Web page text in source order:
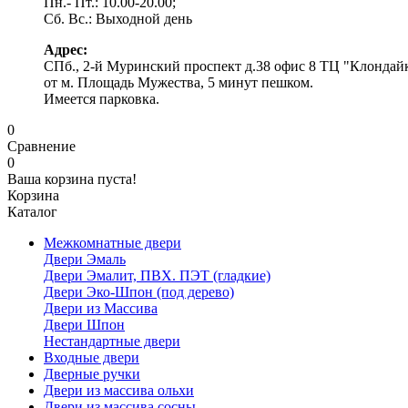
Сб. Вс.: Выходной день
Адрес:
СПб., 2-й Муринский проспект д.38 офис 8 ТЦ
от м. Площадь Мужества, 5 минут пешком.
Имеется парковка.
0
Сравнение
0
Ваша корзина пуста!
Корзина
Каталог
Межкомнатные двери
Двери Эмаль
Двери Эмалит, ПВХ. ПЭТ (гладкие)
Двери Эко-Шпон (под дерево)
Двери из Массива
Двери Шпон
Нестандартные двери
Входные двери
Дверные ручки
Двери из массива ольхи